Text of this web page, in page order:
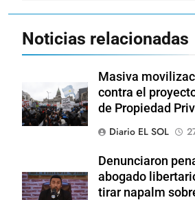
Noticias relacionadas
Masiva
contra el
de Propiedad
Diario EL SOL
Denunciaron
abogado
tirar napalm